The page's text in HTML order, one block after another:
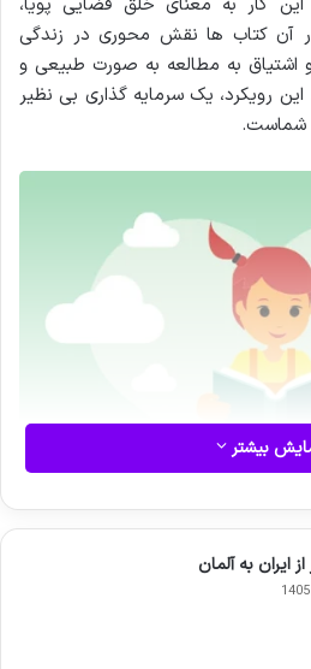
آن کتاب ها نقش محوری در زندگی
اشتیاق به مطالعه به صورت طبیعی و
رویکرد، یک سرمایه گذاری بی نظیر
شماست.
بیشتر
ایران به آلمان